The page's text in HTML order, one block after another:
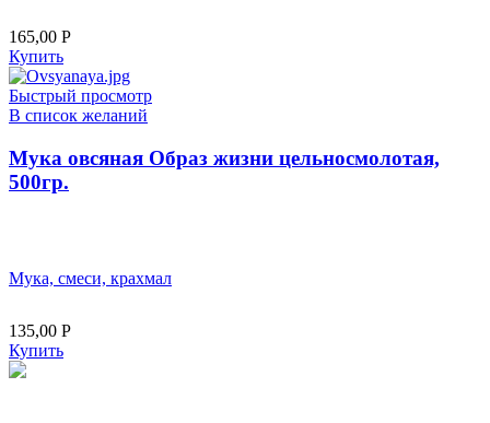
165,00 Р
Купить
Быстрый просмотр
В список желаний
Мука овсяная Образ жизни цельносмолотая,
500гр.
Мука, смеси, крахмал
135,00 Р
Купить